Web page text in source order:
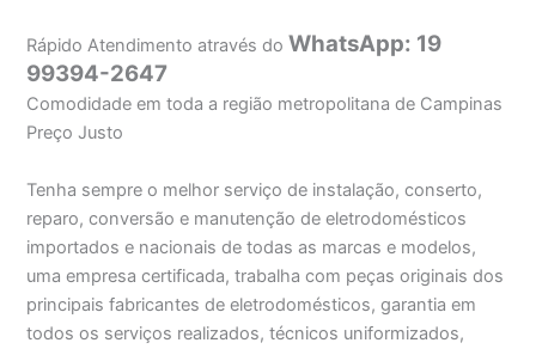
Rápido Atendimento através do WhatsApp: 19
99394-2647
Comodidade em toda a região metropolitana de Campinas
Preço Justo
Tenha sempre o melhor serviço de instalação, conserto,
reparo, conversão e manutenção de eletrodomésticos
importados e nacionais de todas as marcas e modelos,
uma empresa certificada, trabalha com peças originais dos
principais fabricantes de eletrodomésticos, garantia em
todos os serviços realizados, técnicos uniformizados,